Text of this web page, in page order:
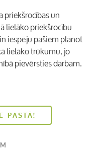
un
lielāko priekšrocību
iespēju pašiem plānot
lielāko trūkumu, jo
pievērsties darbam.
PASTĀ!